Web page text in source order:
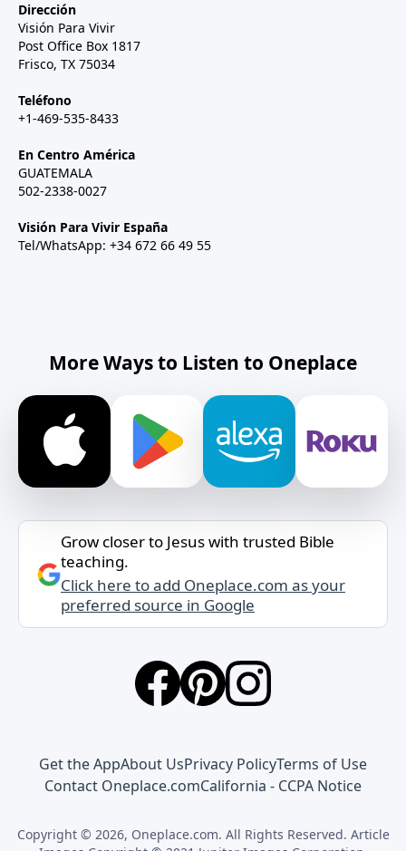
Dirección
Visión Para Vivir
Post Office Box 1817
Frisco, TX 75034
Teléfono
+1-469-535-8433
En Centro América
GUATEMALA
502-2338-0027
Visión Para Vivir España
Tel/WhatsApp: +34 672 66 49 55
More Ways to Listen to Oneplace
Grow closer to Jesus with trusted Bible
teaching.
Click here to add Oneplace.com as your
preferred source in Google
Get the AppAbout UsPrivacy PolicyTerms of Use
Contact Oneplace.comCalifornia - CCPA Notice
Copyright © 2026, Oneplace.com. All Rights Reserved. Article